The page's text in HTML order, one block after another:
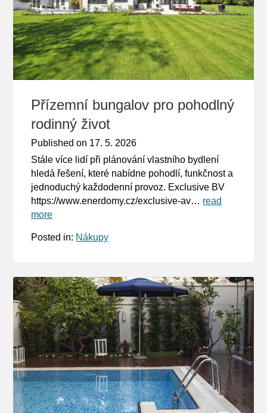
Přízemní bungalov pro pohodlný
rodinný život
Published on 17. 5. 2026
Stále více lidí při plánování vlastního bydlení
hledá řešení, které nabídne pohodlí, funkčnost a
jednoduchý každodenní provoz. Exclusive BV
https://www.enerdomy.cz/exclusive-av… read
more
Posted in: Nákupy